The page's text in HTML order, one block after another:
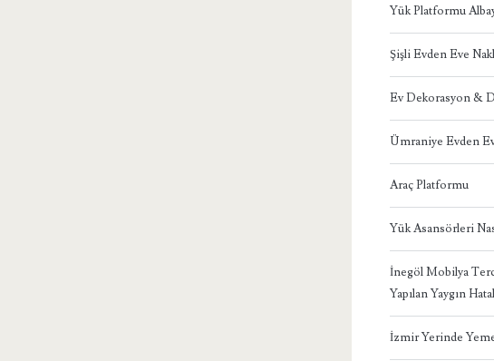
Yük Platformu
Şişli Evden Eve
Ev Dekorasyon &
Ümraniye Evden
Araç Platformu
Yük Asansörleri
İnegöl Mobilya
Yapılan Yaygın
İzmir Yerinde